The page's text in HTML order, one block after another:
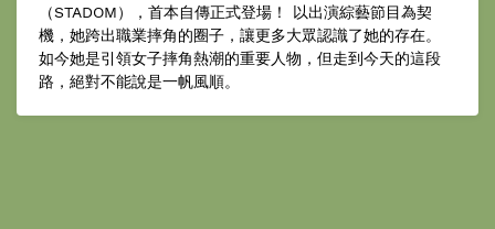
（STADOM），首本自傳正式登場！ 以出演綜藝節目為契
機，她跨出職業摔角的圈子，讓更多大眾認識了她的存在。
如今她是引領女子摔角熱潮的重要人物，但走到今天的這段
路，絕對不能說是一帆風順。